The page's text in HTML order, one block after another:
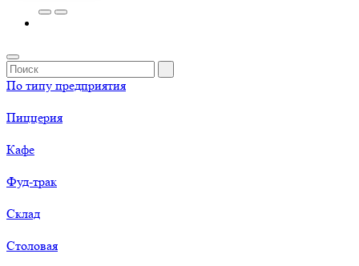
По типу предприятия
Пиццерия
Кафе
Фуд-трак
Склад
Столовая